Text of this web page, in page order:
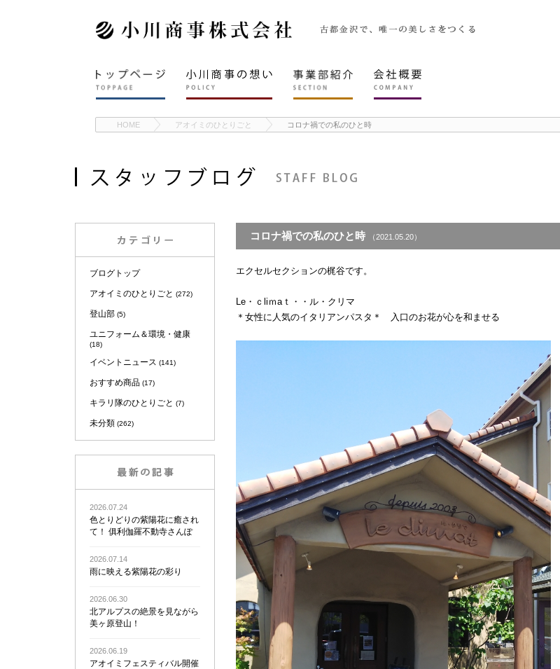
HOME アオイミのひとりごと コロナ禍での私のひと時
ブログトップ
アオイミのひとりごと (272)
登山部 (5)
ユニフォーム＆環境・健康
(18)
イベントニュース (141)
おすすめ商品 (17)
キラリ隊のひとりごと (7)
未分類 (262)
2026.07.24
色とりどりの紫陽花に癒され
て！ 俱利伽羅不動寺さんぽ
2026.07.14
雨に映える紫陽花の彩り
2026.06.30
北アルプスの絶景を見ながら
美ヶ原登山！
2026.06.19
アオイミフェスティバル開催
コロナ禍での私のひと時 （2021.05.20）
エクセルセクションの梶谷です。
Le・ｃliｍaｔ・・ル・クリマ
＊女性に人気のイタリアンパスタ＊ 入口のお花が心を和ませる